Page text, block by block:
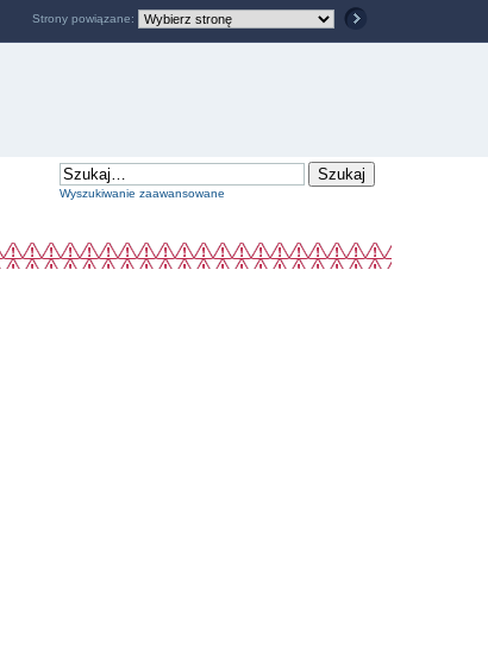
Wyszukiwanie zaawansowane
Strony powiązane: